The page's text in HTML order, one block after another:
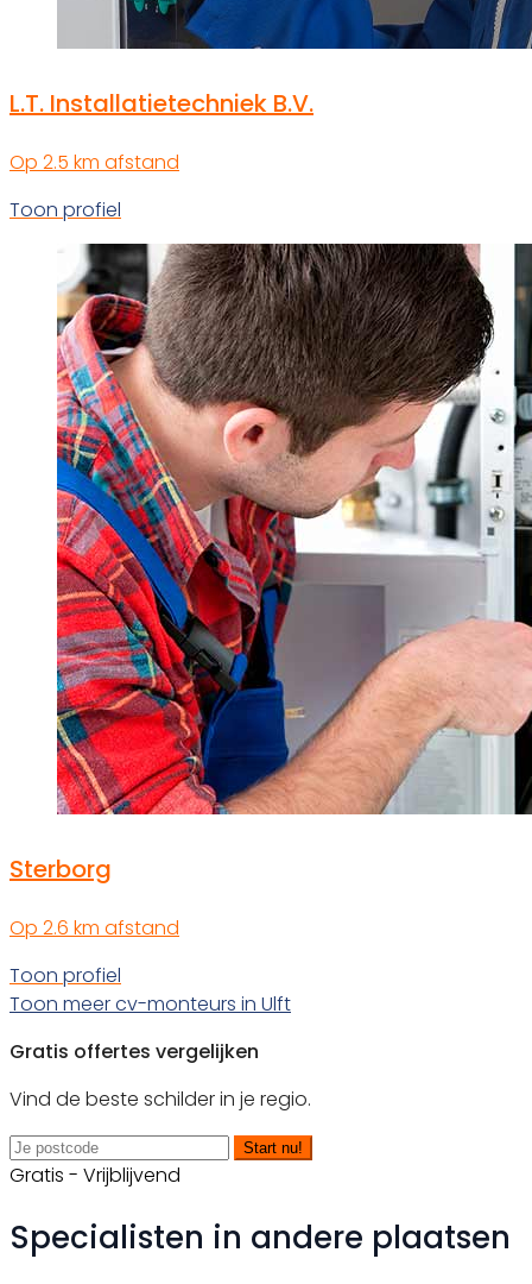
L.T. Installatietechniek B.V.
Op 2.5 km afstand
Toon profiel
Sterborg
Op 2.6 km afstand
Toon profiel
Toon meer cv-monteurs in Ulft
Gratis offertes vergelijken
Vind de beste schilder in je regio.
Start nu!
Gratis - Vrijblijvend
Specialisten in andere plaatsen